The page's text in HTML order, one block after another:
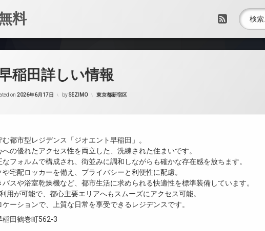
料 RSS
検索:
稲田詳しい情報
on 2026年6月17日 bySEZIMO カテゴリー:
東京都新宿区
都市型レジデンス「ジオエント早稲田」。
の優れたアクセス性を両立した、洗練された住まいです。
フォルムで構成され、街並みに調和しながらも確かな存在感を放ちます。
宅配ロッカーを備え、プライバシーと利便性に配慮。
スや浴室乾燥機など、都市生活に求められる快適性を標準装備しています。
用が可能で、都心主要エリアへもスムーズにアクセス可能。
ーションで、上質な日常を享受できるレジデンスです。
田鶴巻町562-3